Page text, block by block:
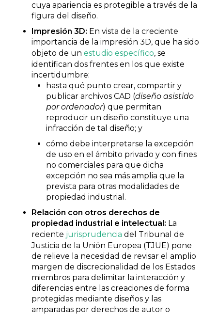
cuya apariencia es protegible a través de la
figura del diseño.
Impresión 3D: En vista de la creciente
importancia de la impresión 3D, que ha sido
objeto de un estudio específico, se
identifican dos frentes en los que existe
incertidumbre:
hasta qué punto crear, compartir y
publicar archivos CAD (diseño asistido
por ordenador) que permitan
reproducir un diseño constituye una
infracción de tal diseño; y
cómo debe interpretarse la excepción
de uso en el ámbito privado y con fines
no comerciales para que dicha
excepción no sea más amplia que la
prevista para otras modalidades de
propiedad industrial.
Relación con otros derechos de
propiedad industrial e intelectual: La
reciente jurisprudencia del Tribunal de
Justicia de la Unión Europea (TJUE) pone
de relieve la necesidad de revisar el amplio
margen de discrecionalidad de los Estados
miembros para delimitar la interacción y
diferencias entre las creaciones de forma
protegidas mediante diseños y las
amparadas por derechos de autor o